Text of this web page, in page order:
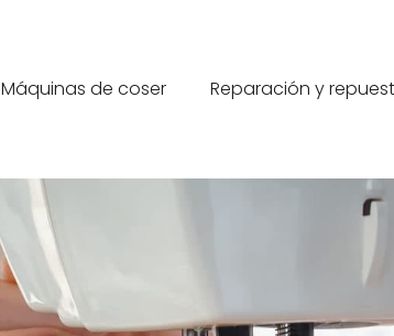
Máquinas de coser Reparación y